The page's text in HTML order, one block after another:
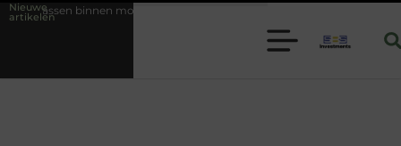
Nieuwe
artikelenfolie techniek